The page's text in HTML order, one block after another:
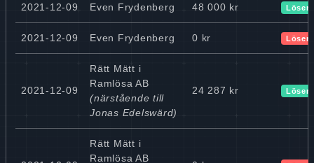
2021-12-09 Even Frydenberg 48 000 kr Lösen
2021-12-09 Even Frydenberg 0 kr Lösen
2021-12-09
Rätt Mätt i
Ramlösa AB
(närstående till
Jonas Edelswärd)
24 287 kr Lösen
Rätt Mätt i
Ramlösa AB